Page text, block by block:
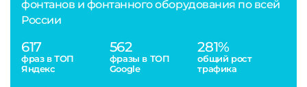
фонтанов и фонтанного оборудования по всей
России
617
фраз в ТОП
Яндекс
562
фразы в ТОП
Google
281%
общий рост
трафика